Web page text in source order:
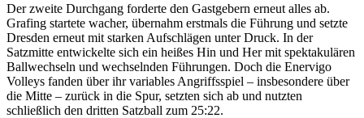
Der zweite Durchgang forderte den Gastgebern erneut alles ab.
Grafing startete wacher, übernahm erstmals die Führung und setzte
Dresden erneut mit starken Aufschlägen unter Druck. In der
Satzmitte entwickelte sich ein heißes Hin und Her mit spektakulären
Ballwechseln und wechselnden Führungen. Doch die Enervigo
Volleys fanden über ihr variables Angriffsspiel – insbesondere über
die Mitte – zurück in die Spur, setzten sich ab und nutzten
schließlich den dritten Satzball zum 25:22.